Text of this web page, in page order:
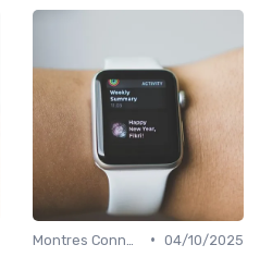
• 04/10/2025